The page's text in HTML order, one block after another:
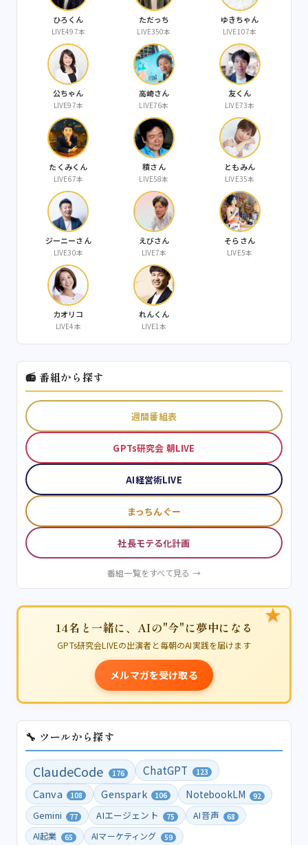
ひろくん
LIVE497本
ただっち
LIVE350本
ゆきちゃん
LIVE107本
公ちゃん
LIVE97本
高崎さん
LIVE76本
友くん
LIVE73本
たくみくん
LIVE67本
積さん
LIVE58本
ともみん
LIVE35本
ジーニーさん
LIVE30本
えびさん
LIVE7本
そらさん
LIVE5本
カオリコ
LIVE4本
れんくん
LIVE1本
📻 番組から探す
週間番組表
GPTs研究会 朝LIVE
AI経営術LIVE
まっちんぐー
社長モテる化計画
番組一覧をすべて見る →
★
14名と一緒に、AIの"今"に夢中になる
GPTs研究会LIVEの出演者と毎朝のAI実践を届けます
メルマガを受け取る
🔧 ツールから探す
ClaudeCode 176 ChatGPT 123
Canva 108 Genspark 106 NotebookLM 92
Gemini 77 AIエージェント 75 AI音声 68
AI起業 65 AIマーケティング 59